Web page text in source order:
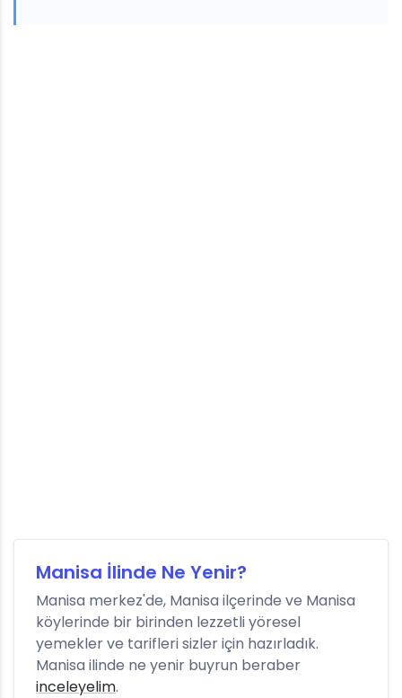
Manisa İlinde Ne Yenir?
Manisa merkez'de, Manisa ilçerinde ve Manisa
köylerinde bir birinden lezzetli yöresel
yemekler ve tarifleri sizler için hazırladık.
Manisa ilinde ne yenir buyrun beraber
inceleyelim.